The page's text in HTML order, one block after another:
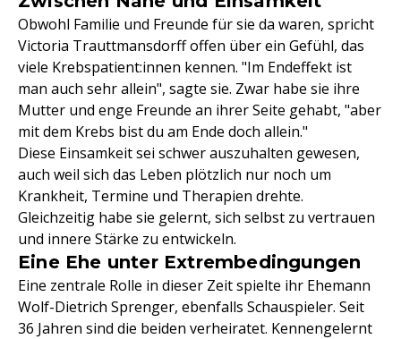
Obwohl Familie und Freunde für sie da waren, spricht
Victoria Trauttmansdorff offen über ein Gefühl, das
viele Krebspatient:innen kennen. "Im Endeffekt ist
man auch sehr allein", sagte sie. Zwar habe sie ihre
Mutter und enge Freunde an ihrer Seite gehabt, "aber
mit dem Krebs bist du am Ende doch allein."
Diese Einsamkeit sei schwer auszuhalten gewesen,
auch weil sich das Leben plötzlich nur noch um
Krankheit, Termine und Therapien drehte.
Gleichzeitig habe sie gelernt, sich selbst zu vertrauen
und innere Stärke zu entwickeln.
Eine Ehe unter Extrembedingungen
Eine zentrale Rolle in dieser Zeit spielte ihr Ehemann
Wolf-Dietrich Sprenger, ebenfalls Schauspieler. Seit
36 Jahren sind die beiden verheiratet. Kennengelernt